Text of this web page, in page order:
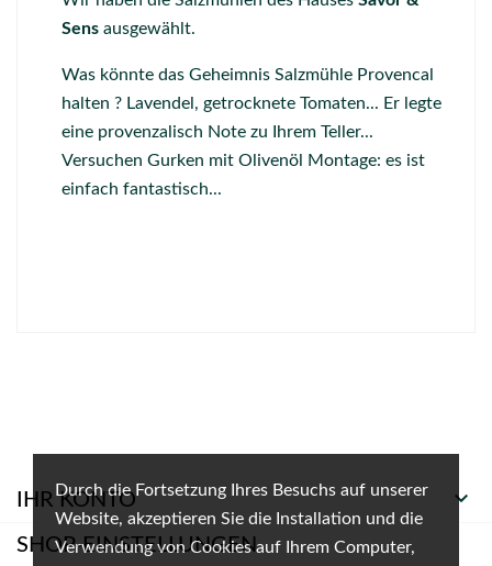
Durch die Fortsetzung Ihres Besuchs auf unserer
Website, akzeptieren Sie die Installation und die
Verwendung von Cookies auf Ihrem Computer,
Sens ausgewählt.
Was könnte das Geheimnis Salzmühle Provencal
halten ? Lavendel, getrocknete Tomaten... Er legte
eine provenzalisch Note zu Ihrem Teller...
Versuchen Gurken mit Olivenöl Montage: es ist
einfach fantastisch...
IHR KONTO 
SHOP-EINSTELLUNGEN